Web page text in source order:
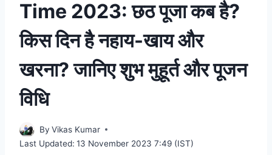
Time 2023: छठ पूजा कब है?
किस दिन है नहाय-खाय और
खरना? जानिए शुभ मुहूर्त और पूजन
विधि
By Vikas Kumar
Last Updated: 13 November 2023 7:49 (IST)